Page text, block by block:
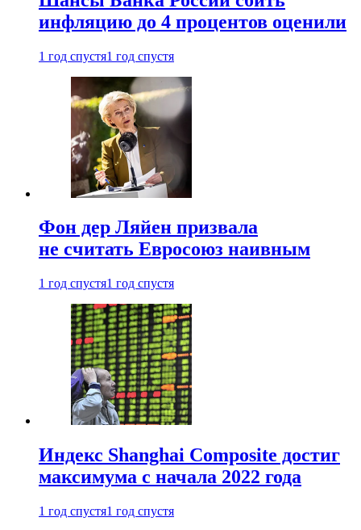
инфляцию до 4 процентов оценили
1 год спустя1 год спустя
Фон дер Ляйен призвала
не считать Евросоюз наивным
1 год спустя1 год спустя
Индекс Shanghai Composite достиг
максимума с начала 2022 года
1 год спустя1 год спустя